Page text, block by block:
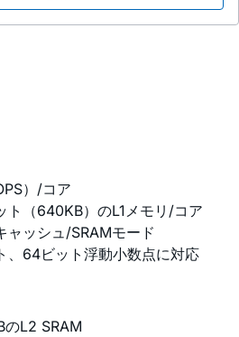
）/コア
ト（640KB）のL1メモリ/コア
ャッシュ/SRAMモード
、64ビット浮動小数点に対応
L2 SRAM